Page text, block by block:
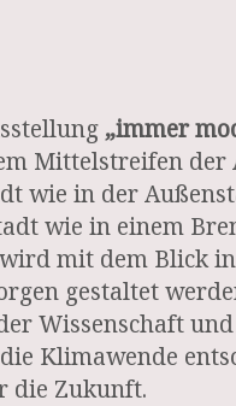
„immer
Mittelstreifen der
wie in der
wie in einem
mit dem Blick
gestaltet
Wissenschaft
Klimawende
die Zukunft.